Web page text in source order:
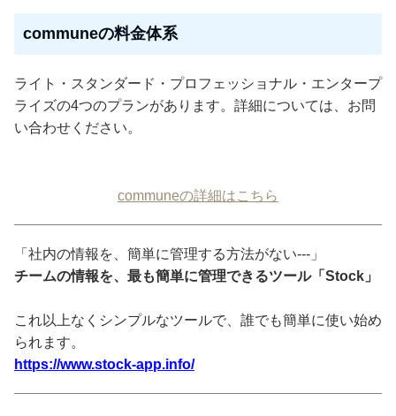
communeの料金体系
ライト・スタンダード・プロフェッショナル・エンタープ
ライズの4つのプランがあります。詳細については、お問
い合わせください。
communeの詳細はこちら
「社内の情報を、簡単に管理する方法がない---」
チームの情報を、最も簡単に管理できるツール「Stock」
これ以上なくシンプルなツールで、誰でも簡単に使い始め
られます。
https://www.stock-app.info/